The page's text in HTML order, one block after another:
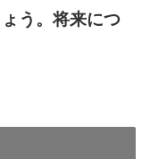
う。将来につ